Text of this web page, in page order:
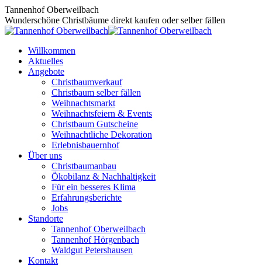
Zum
Inhalt
springen
Tannenhof Oberweilbach
Wunderschöne Christbäume direkt kaufen oder selber fällen
Willkommen
Aktuelles
Angebote
Christbaumverkauf
Christbaum selber fällen
Weihnachtsmarkt
Weihnachtsfeiern & Events
Christbaum Gutscheine
Weihnachtliche Dekoration
Erlebnisbauernhof
Über uns
Christbaumanbau
Ökobilanz & Nachhaltigkeit
Für ein besseres Klima
Erfahrungsberichte
Jobs
Standorte
Tannenhof Oberweilbach
Tannenhof Hörgenbach
Waldgut Petershausen
Kontakt